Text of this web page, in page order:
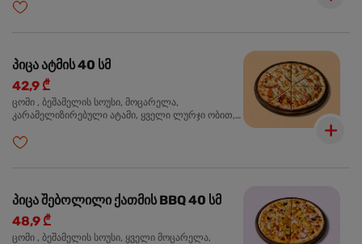
პიცა ატმის 40 სმ
42,9 ₾
ცომი , ბეშამელის სოუსი, მოცარელა,
კარამელიზირებული ატამი, ყველი ლურჯი ობით,
პიცა შებოლილი ქათმის BBQ 40 სმ
48,9 ₾
ცომი , ბეშამელის სოუსი, ყველი მოცარელა,